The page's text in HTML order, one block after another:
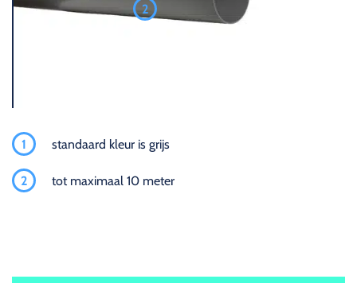
2
1 standaard kleur is grijs
2 tot maximaal 10 meter